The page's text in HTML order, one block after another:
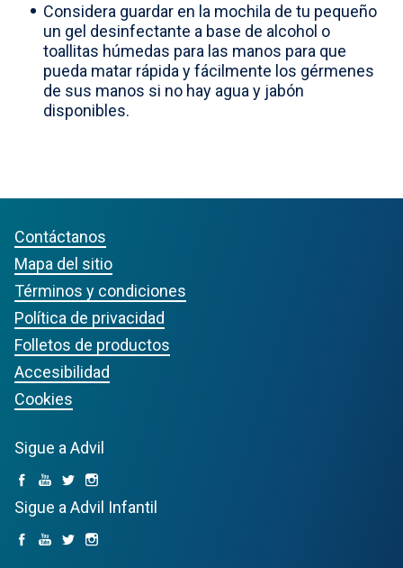
Considera guardar en la mochila de tu pequeño
un gel desinfectante a base de alcohol o
toallitas húmedas para las manos para que
pueda matar rápida y fácilmente los gérmenes
de sus manos si no hay agua y jabón
disponibles.
Contáctanos
Mapa del sitio
Términos y condiciones
Política de privacidad
Folletos de productos
Accesibilidad
Cookies
Sigue a Advil
Sigue a Advil Infantil